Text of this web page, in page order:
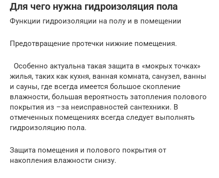
Для чего нужна гидроизоляция пола
Функции гидроизоляции на полу и в помещении
Предотвращение протечки нижние помещения.
Особенно актуальна такая защита в «мокрых точках»
жилья, таких как кухня, ванная комната, санузел, ванны
и сауны, где всегда имеется большое скопление
влажности, большая вероятность затопления полового
покрытия из –за неисправностей сантехники. В
отмеченных помещениях всегда следует выполнять
гидроизоляцию пола.
Защита помещения и полового покрытия от
накопления влажности снизу.